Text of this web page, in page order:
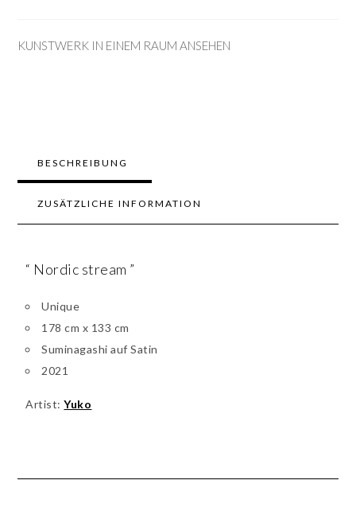
KUNSTWERK IN EINEM RAUM ANSEHEN
BESCHREIBUNG
ZUSÄTZLICHE INFORMATION
“ Nordic stream ”
Unique
178 cm x 133 cm
Suminagashi auf Satin
2021
Artist:Yuko